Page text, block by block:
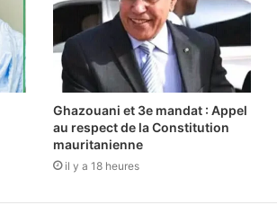
Ghazouani et 3e mandat : Appel
au respect de la Constitution
mauritanienne
il y a 18 heures